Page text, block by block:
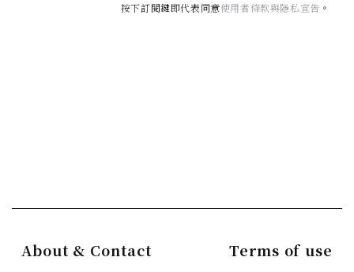
按下訂閱鍵即代表同意使用者條款與隱私宣告 。
About & Contact Terms of use